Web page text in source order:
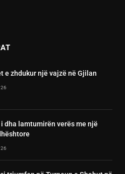
e zhdukur një vajzë në Gjilan
dha lamtumirën verës me një